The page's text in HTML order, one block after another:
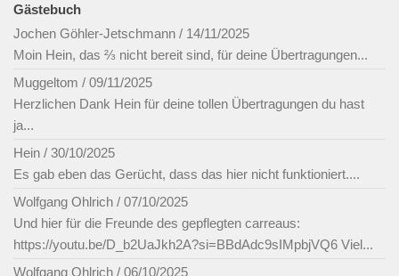
Gästebuch
Jochen Göhler-Jetschmann / 14/11/2025
Moin Hein, das ⅔ nicht bereit sind, für deine Übertragungen...
Muggeltom / 09/11/2025
Herzlichen Dank Hein für deine tollen Übertragungen du hast
ja...
Hein / 30/10/2025
Es gab eben das Gerücht, dass das hier nicht funktioniert....
Wolfgang Ohlrich / 07/10/2025
Und hier für die Freunde des gepflegten carreaus:
https://youtu.be/D_b2UaJkh2A?si=BBdAdc9sIMpbjVQ6 Viel...
Wolfgang Ohlrich / 06/10/2025